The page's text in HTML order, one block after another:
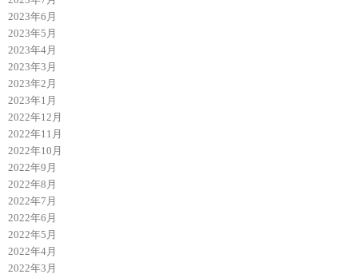
2023年6月
2023年5月
2023年4月
2023年3月
2023年2月
2023年1月
2022年12月
2022年11月
2022年10月
2022年9月
2022年8月
2022年7月
2022年6月
2022年5月
2022年4月
2022年3月